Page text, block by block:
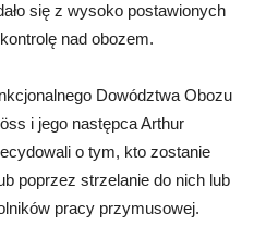
się z wysoko postawionych
nad obozem.
Dowództwa Obozu
i jego następca Arthur
o tym, kto zostanie
poprzez strzelanie do nich lub
pracy przymusowej.